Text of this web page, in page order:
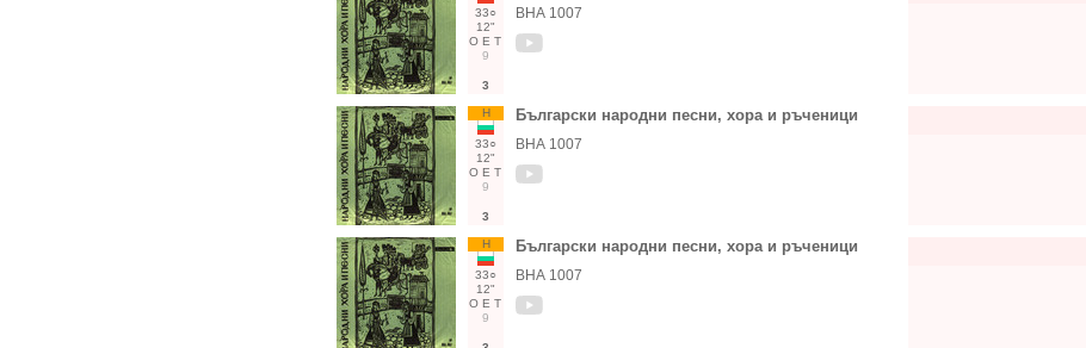
33○
12"
О Е Т
9
3
ВНА 1007
Н
33○
12"
О Е Т
9
3
Български народни песни, хора и ръченици
ВНА 1007
Н
33○
12"
О Е Т
9
Български народни песни, хора и ръченици
ВНА 1007